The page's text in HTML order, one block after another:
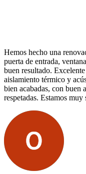
Hemos hecho una
puerta de entrada,
buen resultado.
aislamiento térmico y
bien acabadas, con buen
respetadas. Estamos